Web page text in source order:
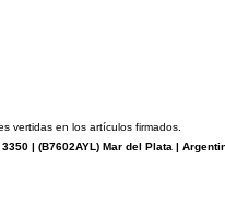
vertidas en los artículos firmados.
| (B7602AYL) Mar del Plata |